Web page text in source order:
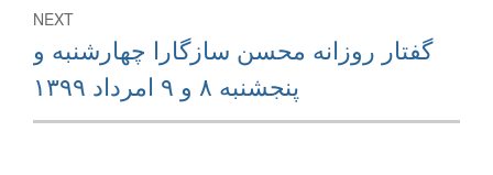
NEXT
post:
گفتار روزانه محسن سازگارا چهارشنبه و
پنجشنبه ۸ و ۹ امرداد ۱۳۹۹